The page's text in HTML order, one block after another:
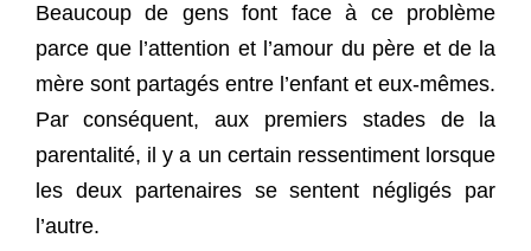
Beaucoup de gens font face à ce problème
parce que l’attention et l’amour du père et de la
mère sont partagés entre l’enfant et eux-mêmes.
Par conséquent, aux premiers stades de la
parentalité, il y a un certain ressentiment lorsque
les deux partenaires se sentent négligés par
l’autre.